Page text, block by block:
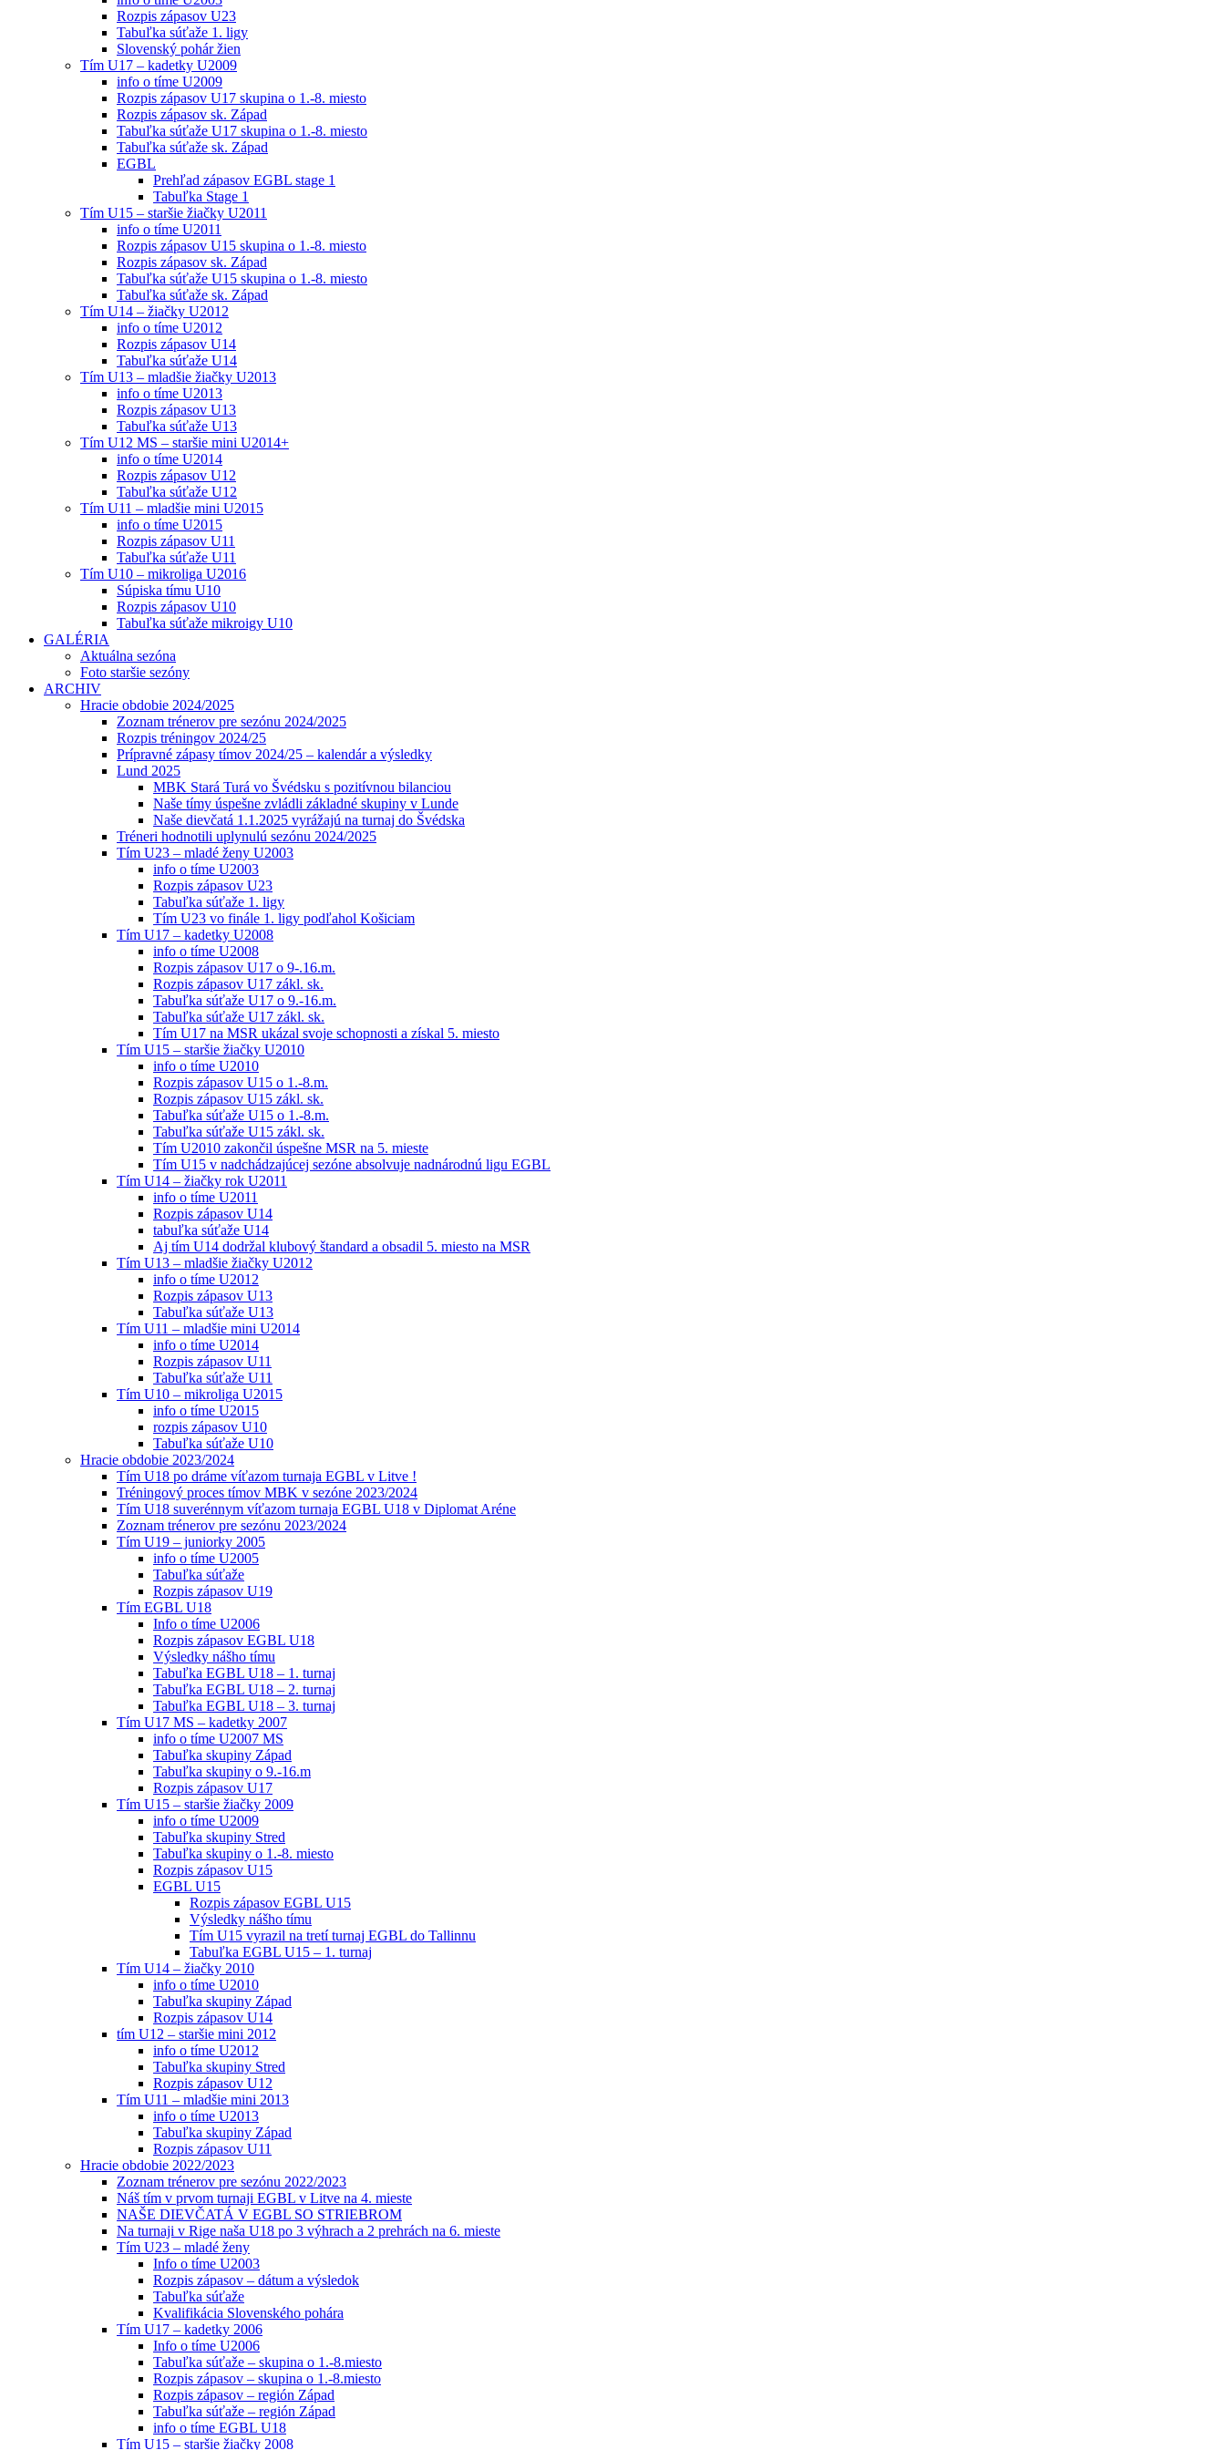
Rozpis zápasov U23
Tabuľka súťaže 1. ligy
Slovenský pohár žien
Tím U17 – kadetky U2009
info o tíme U2009
Rozpis zápasov U17 skupina o 1.-8. miesto
Rozpis zápasov sk. Západ
Tabuľka súťaže U17 skupina o 1.-8. miesto
Tabuľka súťaže sk. Západ
EGBL
Prehľad zápasov EGBL stage 1
Tabuľka Stage 1
Tím U15 – staršie žiačky U2011
info o tíme U2011
Rozpis zápasov U15 skupina o 1.-8. miesto
Rozpis zápasov sk. Západ
Tabuľka súťaže U15 skupina o 1.-8. miesto
Tabuľka súťaže sk. Západ
Tím U14 – žiačky U2012
info o tíme U2012
Rozpis zápasov U14
Tabuľka súťaže U14
Tím U13 – mladšie žiačky U2013
info o tíme U2013
Rozpis zápasov U13
Tabuľka súťaže U13
Tím U12 MS – staršie mini U2014+
info o tíme U2014
Rozpis zápasov U12
Tabuľka súťaže U12
Tím U11 – mladšie mini U2015
info o tíme U2015
Rozpis zápasov U11
Tabuľka súťaže U11
Tím U10 – mikroliga U2016
Súpiska tímu U10
Rozpis zápasov U10
Tabuľka súťaže mikroigy U10
GALÉRIA
Aktuálna sezóna
Foto staršie sezóny
ARCHIV
Hracie obdobie 2024/2025
Zoznam trénerov pre sezónu 2024/2025
Rozpis tréningov 2024/25
Prípravné zápasy tímov 2024/25 – kalendár a výsledky
Lund 2025
MBK Stará Turá vo Švédsku s pozitívnou bilanciou
Naše tímy úspešne zvládli základné skupiny v Lunde
Naše dievčatá 1.1.2025 vyrážajú na turnaj do Švédska
Tréneri hodnotili uplynulú sezónu 2024/2025
Tím U23 – mladé ženy U2003
info o tíme U2003
Rozpis zápasov U23
Tabuľka súťaže 1. ligy
Tím U23 vo finále 1. ligy podľahol Košiciam
Tím U17 – kadetky U2008
info o tíme U2008
Rozpis zápasov U17 o 9-.16.m.
Rozpis zápasov U17 zákl. sk.
Tabuľka súťaže U17 o 9.-16.m.
Tabuľka súťaže U17 zákl. sk.
Tím U17 na MSR ukázal svoje schopnosti a získal 5. miesto
Tím U15 – staršie žiačky U2010
info o tíme U2010
Rozpis zápasov U15 o 1.-8.m.
Rozpis zápasov U15 zákl. sk.
Tabuľka súťaže U15 o 1.-8.m.
Tabuľka súťaže U15 zákl. sk.
Tím U2010 zakončil úspešne MSR na 5. mieste
Tím U15 v nadchádzajúcej sezóne absolvuje nadnárodnú ligu EGBL
Tím U14 – žiačky rok U2011
info o tíme U2011
Rozpis zápasov U14
tabuľka súťaže U14
Aj tím U14 dodržal klubový štandard a obsadil 5. miesto na MSR
Tím U13 – mladšie žiačky U2012
info o tíme U2012
Rozpis zápasov U13
Tabuľka súťaže U13
Tím U11 – mladšie mini U2014
info o tíme U2014
Rozpis zápasov U11
Tabuľka súťaže U11
Tím U10 – mikroliga U2015
info o tíme U2015
rozpis zápasov U10
Tabuľka súťaže U10
Hracie obdobie 2023/2024
Tím U18 po dráme víťazom turnaja EGBL v Litve !
Tréningový proces tímov MBK v sezóne 2023/2024
Tím U18 suverénnym víťazom turnaja EGBL U18 v Diplomat Aréne
Zoznam trénerov pre sezónu 2023/2024
Tím U19 – juniorky 2005
info o tíme U2005
Tabuľka súťaže
Rozpis zápasov U19
Tím EGBL U18
Info o tíme U2006
Rozpis zápasov EGBL U18
Výsledky nášho tímu
Tabuľka EGBL U18 – 1. turnaj
Tabuľka EGBL U18 – 2. turnaj
Tabuľka EGBL U18 – 3. turnaj
Tím U17 MS – kadetky 2007
info o tíme U2007 MS
Tabuľka skupiny Západ
Tabuľka skupiny o 9.-16.m
Rozpis zápasov U17
Tím U15 – staršie žiačky 2009
info o tíme U2009
Tabuľka skupiny Stred
Tabuľka skupiny o 1.-8. miesto
Rozpis zápasov U15
EGBL U15
Rozpis zápasov EGBL U15
Výsledky nášho tímu
Tím U15 vyrazil na tretí turnaj EGBL do Tallinnu
Tabuľka EGBL U15 – 1. turnaj
Tím U14 – žiačky 2010
info o tíme U2010
Tabuľka skupiny Západ
Rozpis zápasov U14
tím U12 – staršie mini 2012
info o tíme U2012
Tabuľka skupiny Stred
Rozpis zápasov U12
Tím U11 – mladšie mini 2013
info o tíme U2013
Tabuľka skupiny Západ
Rozpis zápasov U11
Hracie obdobie 2022/2023
Zoznam trénerov pre sezónu 2022/2023
Náš tím v prvom turnaji EGBL v Litve na 4. mieste
NAŠE DIEVČATÁ V EGBL SO STRIEBROM
Na turnaji v Rige naša U18 po 3 výhrach a 2 prehrách na 6. mieste
Tím U23 – mladé ženy
Info o tíme U2003
Rozpis zápasov – dátum a výsledok
Tabuľka súťaže
Kvalifikácia Slovenského pohára
Tím U17 – kadetky 2006
Info o tíme U2006
Tabuľka súťaže – skupina o 1.-8.miesto
Rozpis zápasov – skupina o 1.-8.miesto
Rozpis zápasov – región Západ
Tabuľka súťaže – región Západ
info o tíme EGBL U18
Tím U15 – staršie žiačky 2008